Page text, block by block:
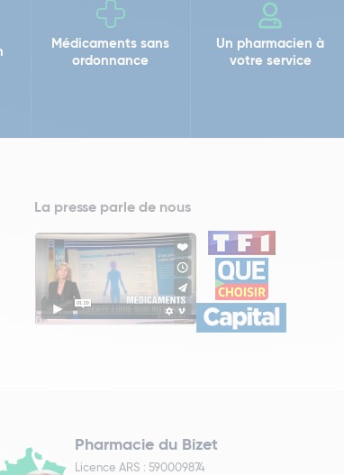
Médicaments sans
ordonnance
Un pharmacien à
votre service
La presse parle de nous
Pharmacie du Bizet
Licence ARS : 590009874